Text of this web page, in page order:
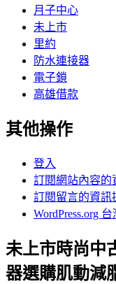
月子中心
未上市
里約
防水連接器
電子鎖
高雄借款
其他操作
登入
訂閱網站內容的
訂閱留言的資訊
WordPress.org
未上市時尚中
器選購肌動減